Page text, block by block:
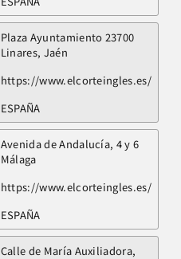
Plaza Ayuntamiento 23700
Linares, Jaén
https://www.elcorteingles.es/
ESPAÑA
Avenida de Andalucía, 4 y 6
Málaga
https://www.elcorteingles.es/
ESPAÑA
Calle de María Auxiliadora,